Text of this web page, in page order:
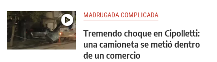
MADRUGADA COMPLICADA
Tremendo choque en Cipolletti:
una camioneta se metió dentro
de un comercio